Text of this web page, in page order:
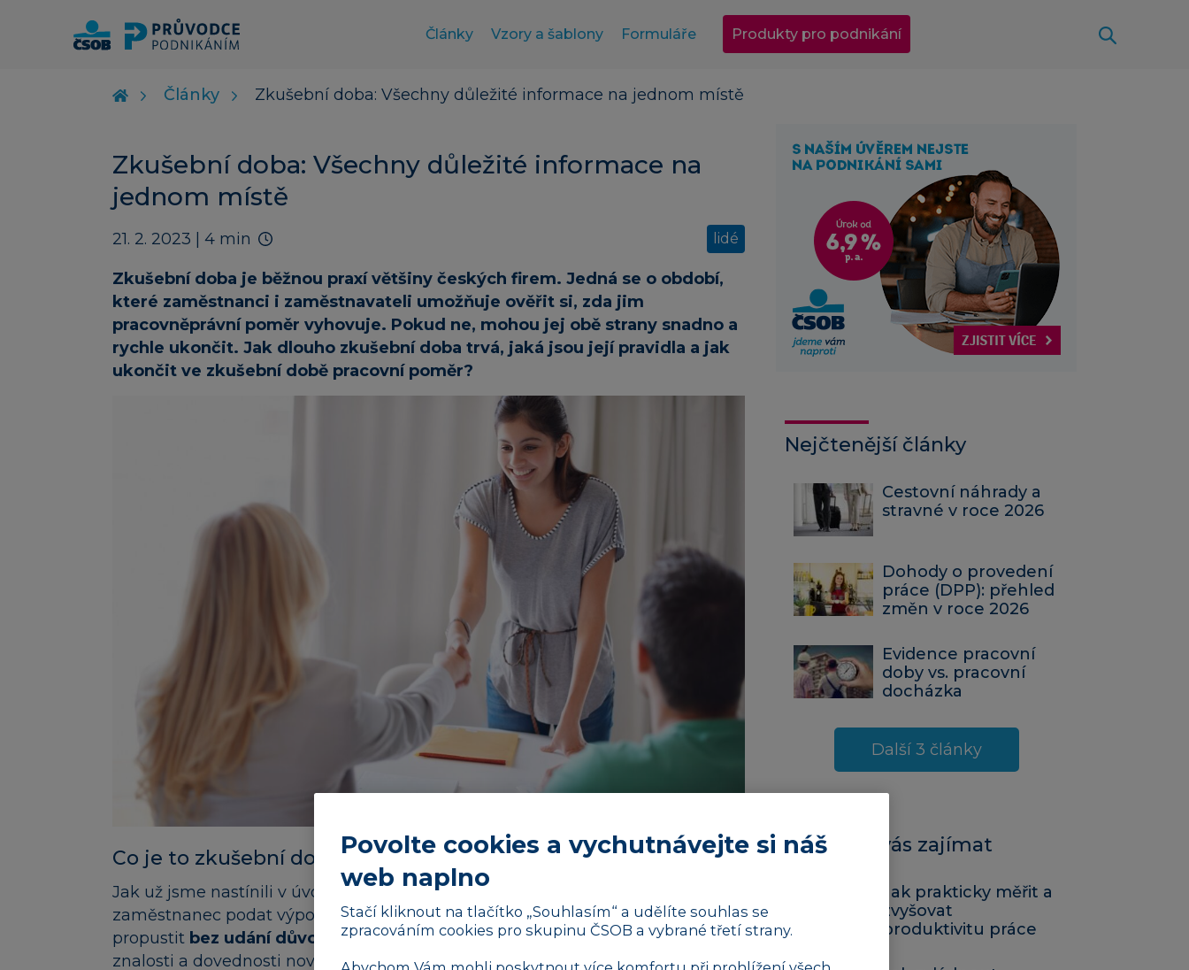
Články Vzory a šablony Formuláře Produkty pro podnikání
Články Zkušební doba: Všechny důležité informace na jednom místě
Zkušební doba: Všechny důležité informace na
jednom místě
21. 2. 2023 | 4 min lidé
Zkušební doba je běžnou praxí většiny českých firem. Jedná se o období,
které zaměstnanci i zaměstnavateli umožňuje ověřit si, zda jim
pracovněprávní poměr vyhovuje. Pokud ne, mohou jej obě strany snadno a
rychle ukončit. Jak dlouho zkušební doba trvá, jaká jsou její pravidla a jak
ukončit ve zkušební době pracovní poměr?
Co je to zkušební doba?
Jak už jsme nastínili v úvodu, zkušební doba je obdobím, během kterého může
zaměstnanec podat výpověď nebo zaměstnavatel může zaměstnance
propustit bez udání důvodů . Zaměstnavatel si během zkušební doby ověřuje
znalosti a dovednosti nového zaměstnance a zaměstnanec zjišťuje, zda mu
Nejčtenější články
Cestovní náhrady a
stravné v roce 2026
Dohody o provedení
práce (DPP): přehled
změn v roce 2026
Evidence pracovní
doby vs. pracovní
docházka
Další 3 články
Mohlo by vás zajímat
Jak prakticky měřit a
zvyšovat
produktivitu práce
Povolte cookies a vychutnávejte si náš
web naplno
Stačí kliknout na tlačítko „Souhlasím“ a udělíte souhlas se
zpracováním cookies pro skupinu ČSOB a vybrané třetí strany.